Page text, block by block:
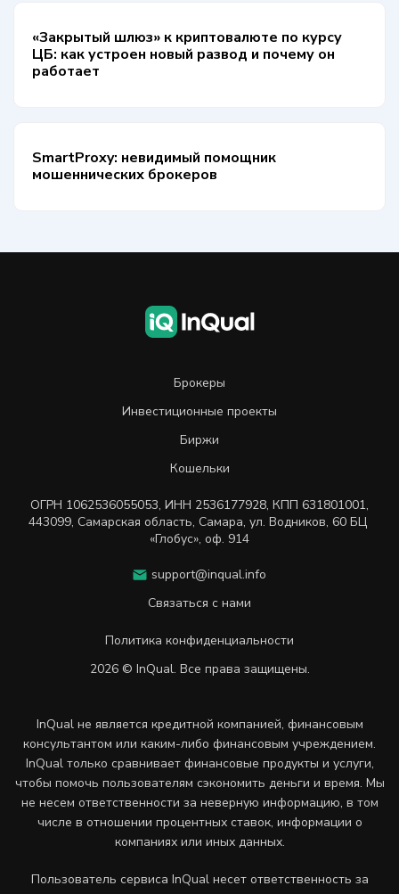
«Закрытый шлюз» к криптовалюте по курсу
ЦБ: как устроен новый развод и почему он
работает
SmartProxy: невидимый помощник
мошеннических брокеров
Брокеры
Инвестиционные проекты
Биржи
Кошельки
ОГРН 1062536055053, ИНН 2536177928, КПП 631801001,
443099, Самарская область, Самара, ул. Водников, 60 БЦ
«Глобус», оф. 914
support@inqual.info
Связаться с нами
Политика конфиденциальности
2026 © InQual. Все права защищены.
InQual не является кредитной компанией, финансовым
консультантом или каким-либо финансовым учреждением.
InQual только сравнивает финансовые продукты и услуги,
чтобы помочь пользователям сэкономить деньги и время. Мы
не несем ответственности за неверную информацию, в том
числе в отношении процентных ставок, информации о
компаниях или иных данных.
Пользователь сервиса InQual несет ответственность за